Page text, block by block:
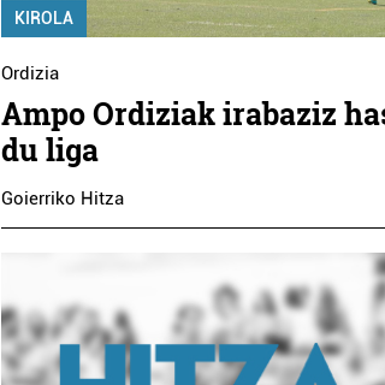
KIROLA
Ordizia
Ampo Ordiziak irabaziz
du liga
Goierriko Hitza